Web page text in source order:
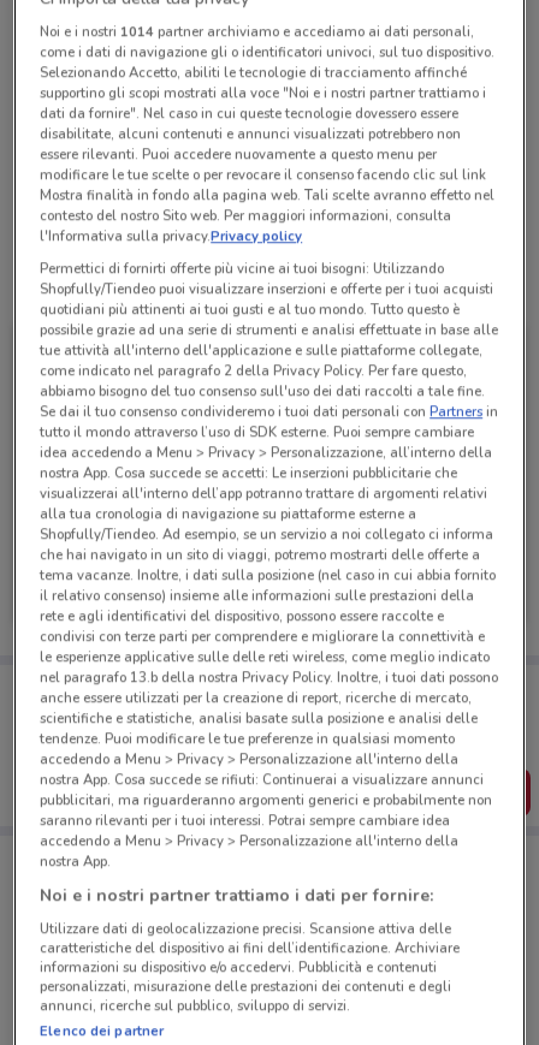
Chiama il negozio
Lunedì n.d.
Martedì n.d.
Mercoledì n.d.
Giovedì n.d.
Venerdì n.d.
Sabato n.d.
Domenica n.d.
06 8541639
B Group Auto Srl
Tutte le promozioni di questo negozio
Renault
Porta DoveConviene sempre con te!
Puoi trovare le migliori offerte dei negozi vicino a te,
salvarle e creare la tua lista del risparmio, comodamente
dal tuo cellulare.
SCARICA L’APP
Negozi Renault a Roma
Noi e i nostri 1014partner archiviamo e accediamo ai dati personali,
come i dati di navigazione gli o identificatori univoci, sul tuo dispositivo.
Selezionando Accetto, abiliti le tecnologie di tracciamento affinché
supportino gli scopi mostrati alla voce "Noi e i nostri partner trattiamo i
dati da fornire". Nel caso in cui queste tecnologie dovessero essere
disabilitate, alcuni contenuti e annunci visualizzati potrebbero non
essere rilevanti. Puoi accedere nuovamente a questo menu per
modificare le tue scelte o per revocare il consenso facendo clic sul link
Mostra finalità in fondo alla pagina web. Tali scelte avranno effetto nel
contesto del nostro Sito web. Per maggiori informazioni, consulta
l'Informativa sulla privacy.Privacy policy
Permettici di fornirti offerte più vicine ai tuoi bisogni: Utilizzando
Shopfully/Tiendeo puoi visualizzare inserzioni e offerte per i tuoi acquisti
quotidiani più attinenti ai tuoi gusti e al tuo mondo. Tutto questo è
possibile grazie ad una serie di strumenti e analisi effettuate in base alle
tue attività all'interno dell'applicazione e sulle piattaforme collegate,
come indicato nel paragrafo 2 della Privacy Policy. Per fare questo,
abbiamo bisogno del tuo consenso sull'uso dei dati raccolti a tale fine.
Se dai il tuo consenso condivideremo i tuoi dati personali conPartnersin
tutto il mondo attraverso l’uso di SDK esterne. Puoi sempre cambiare
idea accedendo a Menu > Privacy > Personalizzazione, all’interno della
nostra App. Cosa succede se accetti: Le inserzioni pubblicitarie che
visualizzerai all'interno dell’app potranno trattare di argomenti relativi
alla tua cronologia di navigazione su piattaforme esterne a
Shopfully/Tiendeo. Ad esempio, se un servizio a noi collegato ci informa
che hai navigato in un sito di viaggi, potremo mostrarti delle offerte a
tema vacanze. Inoltre, i dati sulla posizione (nel caso in cui abbia fornito
il relativo consenso) insieme alle informazioni sulle prestazioni della
rete e agli identificativi del dispositivo, possono essere raccolte e
condivisi con terze parti per comprendere e migliorare la connettività e
le esperienze applicative sulle delle reti wireless, come meglio indicato
nel paragrafo 13.b della nostra Privacy Policy. Inoltre, i tuoi dati possono
anche essere utilizzati per la creazione di report, ricerche di mercato,
scientifiche e statistiche, analisi basate sulla posizione e analisi delle
tendenze. Puoi modificare le tue preferenze in qualsiasi momento
accedendo a Menu > Privacy > Personalizzazione all'interno della
nostra App. Cosa succede se rifiuti: Continuerai a visualizzare annunci
pubblicitari, ma riguarderanno argomenti generici e probabilmente non
saranno rilevanti per i tuoi interessi. Potrai sempre cambiare idea
accedendo a Menu > Privacy > Personalizzazione all'interno della
nostra App.
Noi e i nostri partner trattiamo i dati per fornire:
Utilizzare dati di geolocalizzazione precisi. Scansione attiva delle
caratteristiche del dispositivo ai fini dell’identificazione. Archiviare
informazioni su dispositivo e/o accedervi. Pubblicità e contenuti
personalizzati, misurazione delle prestazioni dei contenuti e degli
annunci, ricerche sul pubblico, sviluppo di servizi.
Elenco dei partner